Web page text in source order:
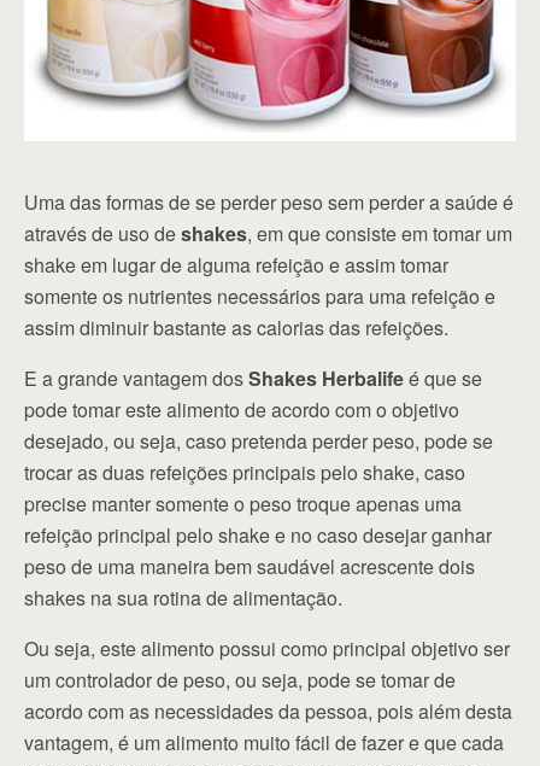
Uma das formas de se perder peso sem perder a saúde é
através de uso deshakes, em que consiste em tomar um
shake em lugar de alguma refeição e assim tomar
somente os nutrientes necessários para uma refeição e
assim diminuir bastante as calorias das refeições.
E a grande vantagem dosShakes Herbalifeé que se
pode tomar este alimento de acordo com o objetivo
desejado, ou seja, caso pretenda perder peso, pode se
trocar as duas refeições principais pelo shake, caso
precise manter somente o peso troque apenas uma
refeição principal pelo shake e no caso desejar ganhar
peso de uma maneira bem saudável acrescente dois
shakes na sua rotina de alimentação.
Ou seja, este alimento possui como principal objetivo ser
um controlador de peso, ou seja, pode se tomar de
acordo com as necessidades da pessoa, pois além desta
vantagem, é um alimento muito fácil de fazer e que cada